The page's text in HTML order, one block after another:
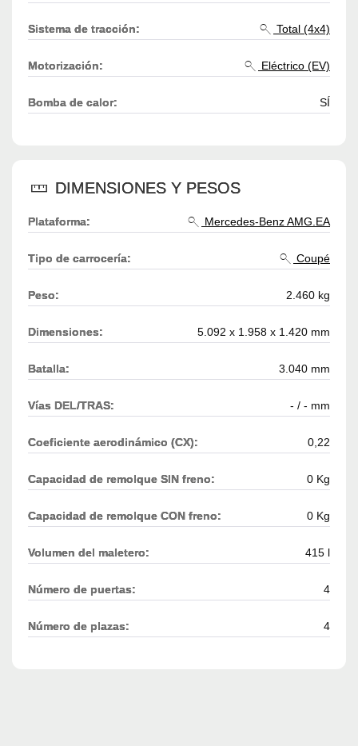
Sistema de tracción: Total (4x4)
Motorización: Eléctrico (EV)
Bomba de calor: SÍ
DIMENSIONES Y PESOS
Plataforma: Mercedes-Benz AMG.EA
Tipo de carrocería: Coupé
Peso: 2.460 kg
Dimensiones: 5.092 x 1.958 x 1.420 mm
Batalla: 3.040 mm
Vías DEL/TRAS: - / - mm
Coeficiente aerodinámico (CX): 0,22
Capacidad de remolque SIN freno: 0 Kg
Capacidad de remolque CON freno: 0 Kg
Volumen del maletero: 415 l
Número de puertas: 4
Número de plazas: 4